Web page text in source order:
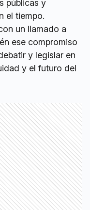
públicas y
el tiempo.
un llamado a
ese compromiso
y legislar en
y el futuro del